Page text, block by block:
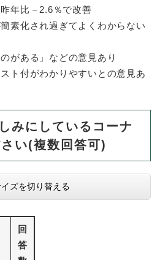
年比－2.6％で改善
素化され過ぎてよくわからない
がある」などの意見あり
ト付がわかりやすいとの意見あ
みにしているコーナ
い(複数回答可)
ズを切り替える
回
答